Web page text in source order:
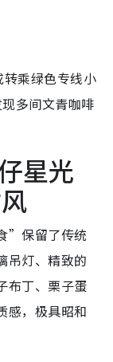
乘绿色专线小
多间文青咖啡
星光
”保留了传统
吊灯、精致的
布丁、栗子蛋
感，极具昭和